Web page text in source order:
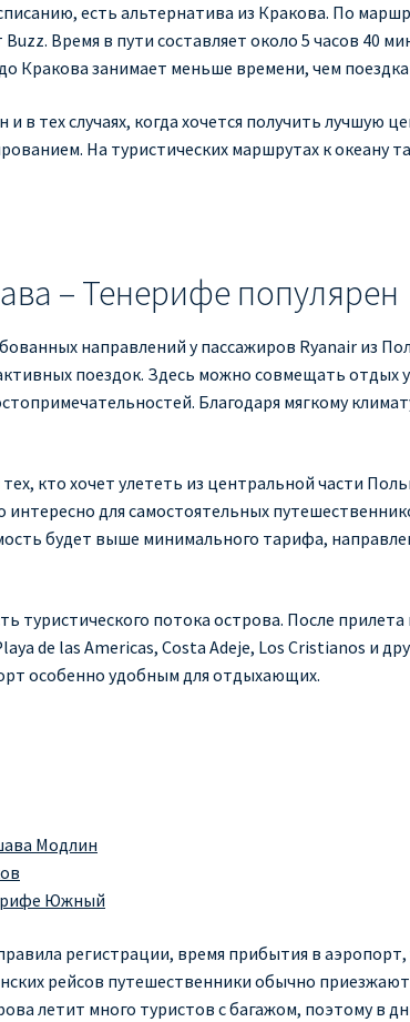
есть альтернатива из Кракова. По
Время в пути составляет около 5 часов 40
Кракова занимает меньше времени, чем
в тех случаях, когда хочется получить лучшую
На туристических маршрутах к океану
– Тенерифе популярен
направлений у пассажиров Ryanair из
поездок. Здесь можно совмещать отдых
Благодаря мягкому
кто хочет улететь из центральной части
интересно для самостоятельных
будет выше минимального тарифа,
потока острова. После
de las Americas, Costa Adeje, Los Cristianos и
особенно удобным для отдыхающих.
Модлин
Южный
регистрации, время прибытия в
рейсов путешественники обычно
летит много туристов с багажом, поэтому в